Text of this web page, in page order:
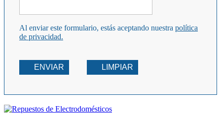
Al enviar este formulario, estás aceptando nuestra política
de privacidad.
ENVIAR LIMPIAR